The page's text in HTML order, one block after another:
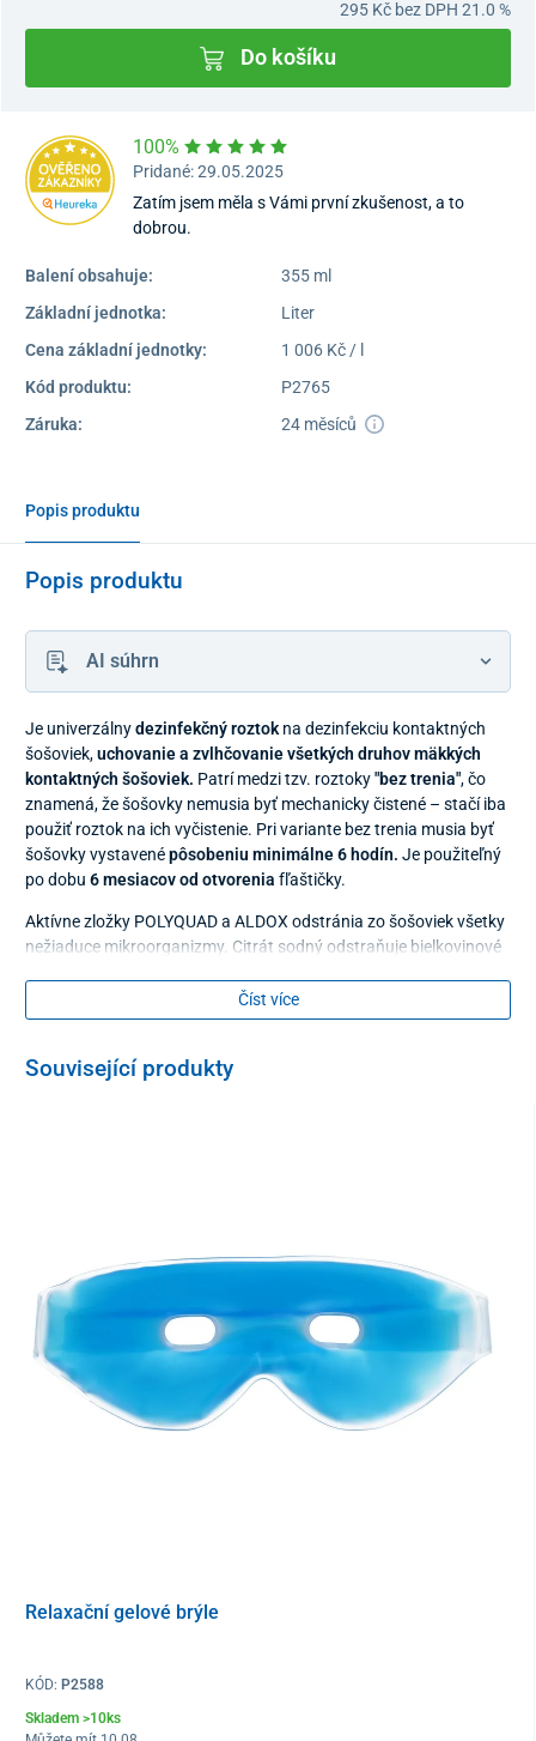
295 Kč bez DPH 21.0 %
Do košíku
100%
Pridané: 29.05.2025
Zatím jsem měla s Vámi první zkušenost, a to
dobrou.
Balení obsahuje:
355 ml
Základní jednotka:
Liter
Cena základní jednotky:
1 006 Kč / l
Kód produktu:
P2765
Záruka:
24 měsíců
Popis produktu
Popis produktu
AI súhrn
Je univerzálnydezinfekčný roztok na dezinfekciu kontaktných
šošoviek,uchovanie a zvlhčovanie všetkých druhov mäkkých
kontaktných šošoviek. Patrí medzi tzv. roztoky"bez trenia", čo
znamená, že šošovky nemusia byť mechanicky čistené – stačí iba
použiť roztok na ich vyčistenie. Pri variante bez trenia musia byť
šošovky vystavenépôsobeniu minimálne 6 hodín. Je použiteľný
po dobu 6 mesiacov od otvorenia fľaštičky.
Aktívne zložky POLYQUAD a ALDOX odstránia zo šošoviek všetky
nežiaduce mikroorganizmy. Citrát sodný odstraňuje bielkovinové
pocit pohodlia pri ich nosení. Táto látka poskytuje šošovkám
schopnosť uzamknúť v povrchu materiálu dostatočnú vlhkosť po
edetan disodný
kyselina boritá
aminometylpropanol
citrát sodný
poloxamin
Číst více
Související produkty
Relaxační gelové brýle
KÓD: P2588
Skladem >10ks